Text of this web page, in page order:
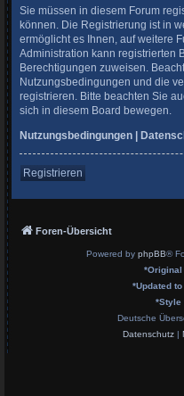
Sie müssen in diesem Forum
können. Die Registrierung ist in
ermöglicht es Ihnen, auf weitere
Administration kann registrierten
Berechtigungen zuweisen.
Nutzungsbedingungen und die
registrieren. Bitte beachten Sie
sich in diesem Board bewegen.
Nutzungsbedingungen |
Registrieren
Foren-Übersicht
Powered by phpBB®
*Original
*Updated
*Style
Deutsche
Datenschutz|